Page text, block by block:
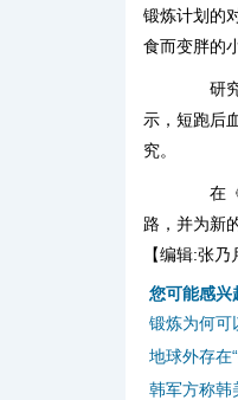
锻炼计划的
食而变胖的
研究
示，短跑后
究。
在《
路，并为新
【编辑:张乃
您可能感兴
锻炼为何可
地球外存在
韩军方称韩